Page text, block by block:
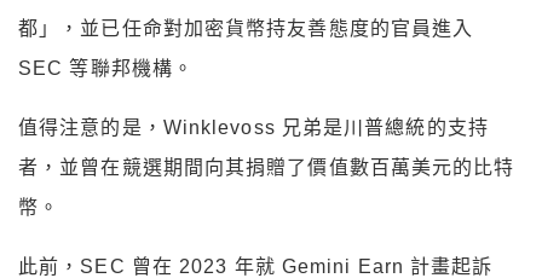
都」，並已任命對加密貨幣持友善態度的官員進入
SEC 等聯邦機構。
值得注意的是，Winklevoss 兄弟是川普總統的支持
者，並曾在競選期間向其捐贈了價值數百萬美元的比特
幣。
此前，SEC 曾在 2023 年就 Gemini Earn 計畫起訴